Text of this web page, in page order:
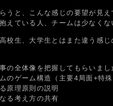
うと、こんな感じの要望が見
えている人、チームは少なく
校生、大学生とはまた違う感
の全体像を把握してもらいまし
のゲーム構造（主要4局面+特
原理原則の説明
る考え方の共有